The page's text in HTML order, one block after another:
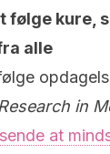
følge kure,
alle
in
at